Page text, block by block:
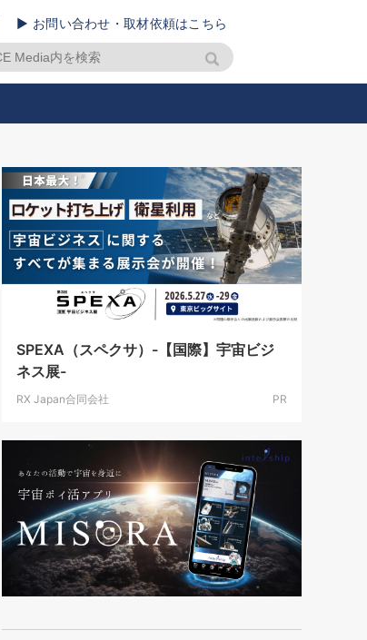
▶ お問い合わせ・取材依頼はこちら
SPEXA（スペクサ）-【国際】宇宙ビジ
ネス展-
RX Japan合同会社 PR